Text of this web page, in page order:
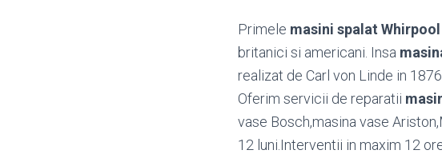
Primele masini spalat Whirpool
britanici si americani. Insa
realizat de Carl von Linde in 1876.
Oferim servicii de reparatii
vase Bosch,masina vase
12 luni.Interventii in maxim 12